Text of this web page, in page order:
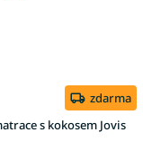
zdarma
s kokosem Jovis